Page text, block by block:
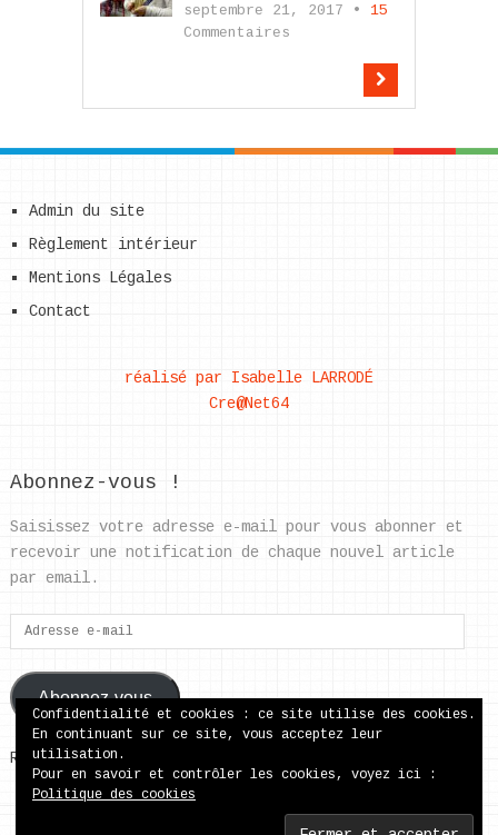
septembre 21, 2017 • 15
Commentaires
Admin du site
Règlement intérieur
Mentions Légales
Contact
réalisé par Isabelle LARRODÉ
Cre@Net64
Abonnez-vous !
Saisissez votre adresse e-mail pour vous abonner et
recevoir une notification de chaque nouvel article
par email.
Adresse
e-
mail
Abonnez-vous
Rejoignez les 37 autres abonnés
Copyright © 2026.
Confidentialité et cookies : ce site utilise des cookies.
En continuant sur ce site, vous acceptez leur
utilisation.
Pour en savoir et contrôler les cookies, voyez ici :
Politique des cookies